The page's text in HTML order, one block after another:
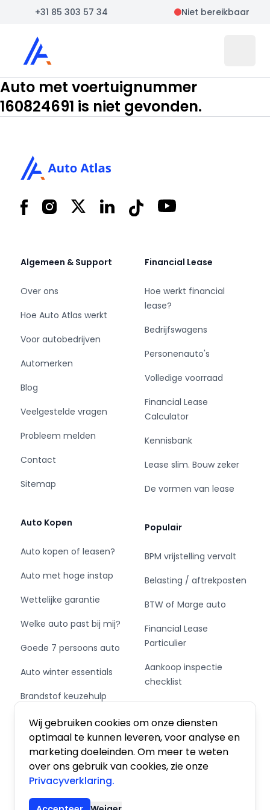
Wij gebruiken cookies om onze diensten
optimaal te kunnen leveren, voor analyse en
marketing doeleinden. Om meer te weten
over ons gebruik van cookies, zie onze
Privacyverklaring.
+31 85 303 57 34 Niet bereikbaar
Auto Atlas
Auto met voertuignummer
160824691 is niet gevonden.
FacebookInstagram
X LinkedInTiktok YouTube
Algemeen & Support
Over ons
Hoe Auto Atlas werkt
Voor autobedrijven
Automerken
Blog
Veelgestelde vragen
Probleem melden
Contact
Sitemap
Auto Kopen
Auto kopen of leasen?
Auto met hoge instap
Wettelijke garantie
Welke auto past bij mij?
Goede 7 persoons auto
Auto winter essentials
Brandstof keuzehulp
Schakel of automaat?
Financial Lease
Hoe werkt financial
lease?
Bedrijfswagens
Personenauto's
Volledige voorraad
Financial Lease
Calculator
Kennisbank
Lease slim. Bouw zeker
De vormen van lease
Populair
BPM vrijstelling vervalt
Belasting / aftrekposten
BTW of Marge auto
Financial Lease
Particulier
Aankoop inspectie
checklist
Private Leasen,
Financieren of Kopen?